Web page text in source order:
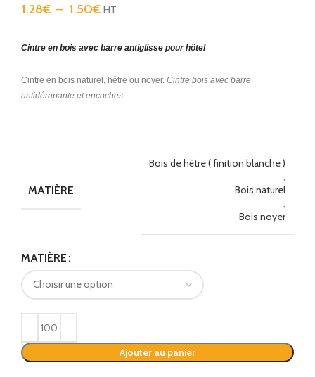
1.28€ – 1.50€ HT
Cintre en bois avec barre antiglisse pour hôtel
Cintre en bois naturel, hêtre ou noyer. Cintre bois avec barre
antidérapante et encoches.
MATIÈRE
Bois de hêtre ( finition blanche )
,
Bois naturel
,
Bois noyer
MATIÈRE
Ajouter au panier
Alternative: